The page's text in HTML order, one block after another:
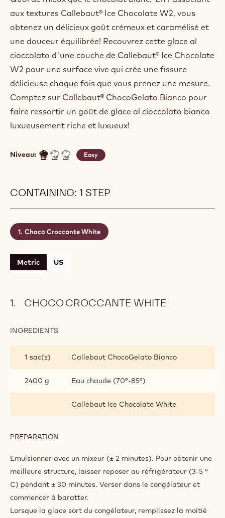
aux textures Callebaut® Ice Chocolate W2, vous
obtenez un délicieux goût crémeux et caramélisé et
une douceur équilibrée! Recouvrez cette glace al
cioccolato d'une couche de Callebaut® Ice Chocolate
W2 pour une surface vive qui crée une fissure
délicieuse chaque fois que vous prenez une mesure.
Comptez sur Callebaut® ChocoGelato Bianco pour
faire ressortir un goût de glace al cioccolato bianco
luxueusement riche et luxueux!
Niveau: Easy
CONTAINING: 1 STEP
Choco Croccante White
Metric US
CHOCO CROCCANTE WHITE
INGREDIENTS
WHITE
1 sac(s) Callebaut ChocoGelato Bianco
2400 g Eau chaude (70°-85°)
Callebaut Ice Chocolate White
PREPARATION
CROCCANTE
Emulsionner avec un mixeur (± 2 minutes). Pour obtenir une
meilleure structure, laisser reposer au réfrigérateur (3-5 °
C) pendant ± 30 minutes. Verser dans le congélateur et
commencer à baratter.
Lorsque la glace sort du congélateur, remplissez la moitié